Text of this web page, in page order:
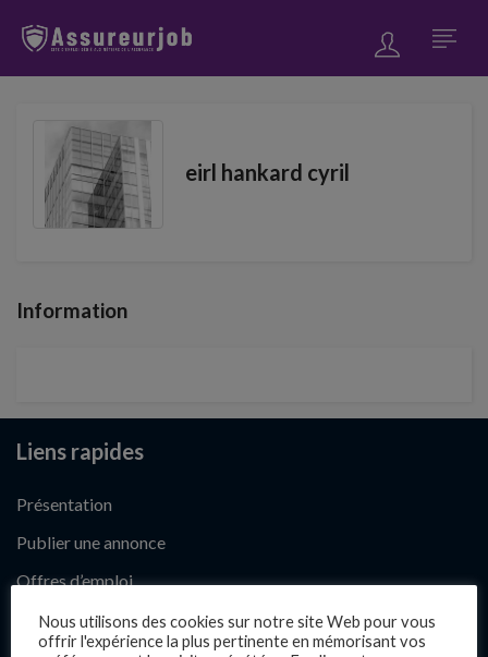
eirl hankard cyril
Information
Liens rapides
Présentation
Publier une annonce
Offres d’emploi
Questions fréquentes
Nous utilisons des cookies sur notre site Web pour vous
offrir l'expérience la plus pertinente en mémorisant vos